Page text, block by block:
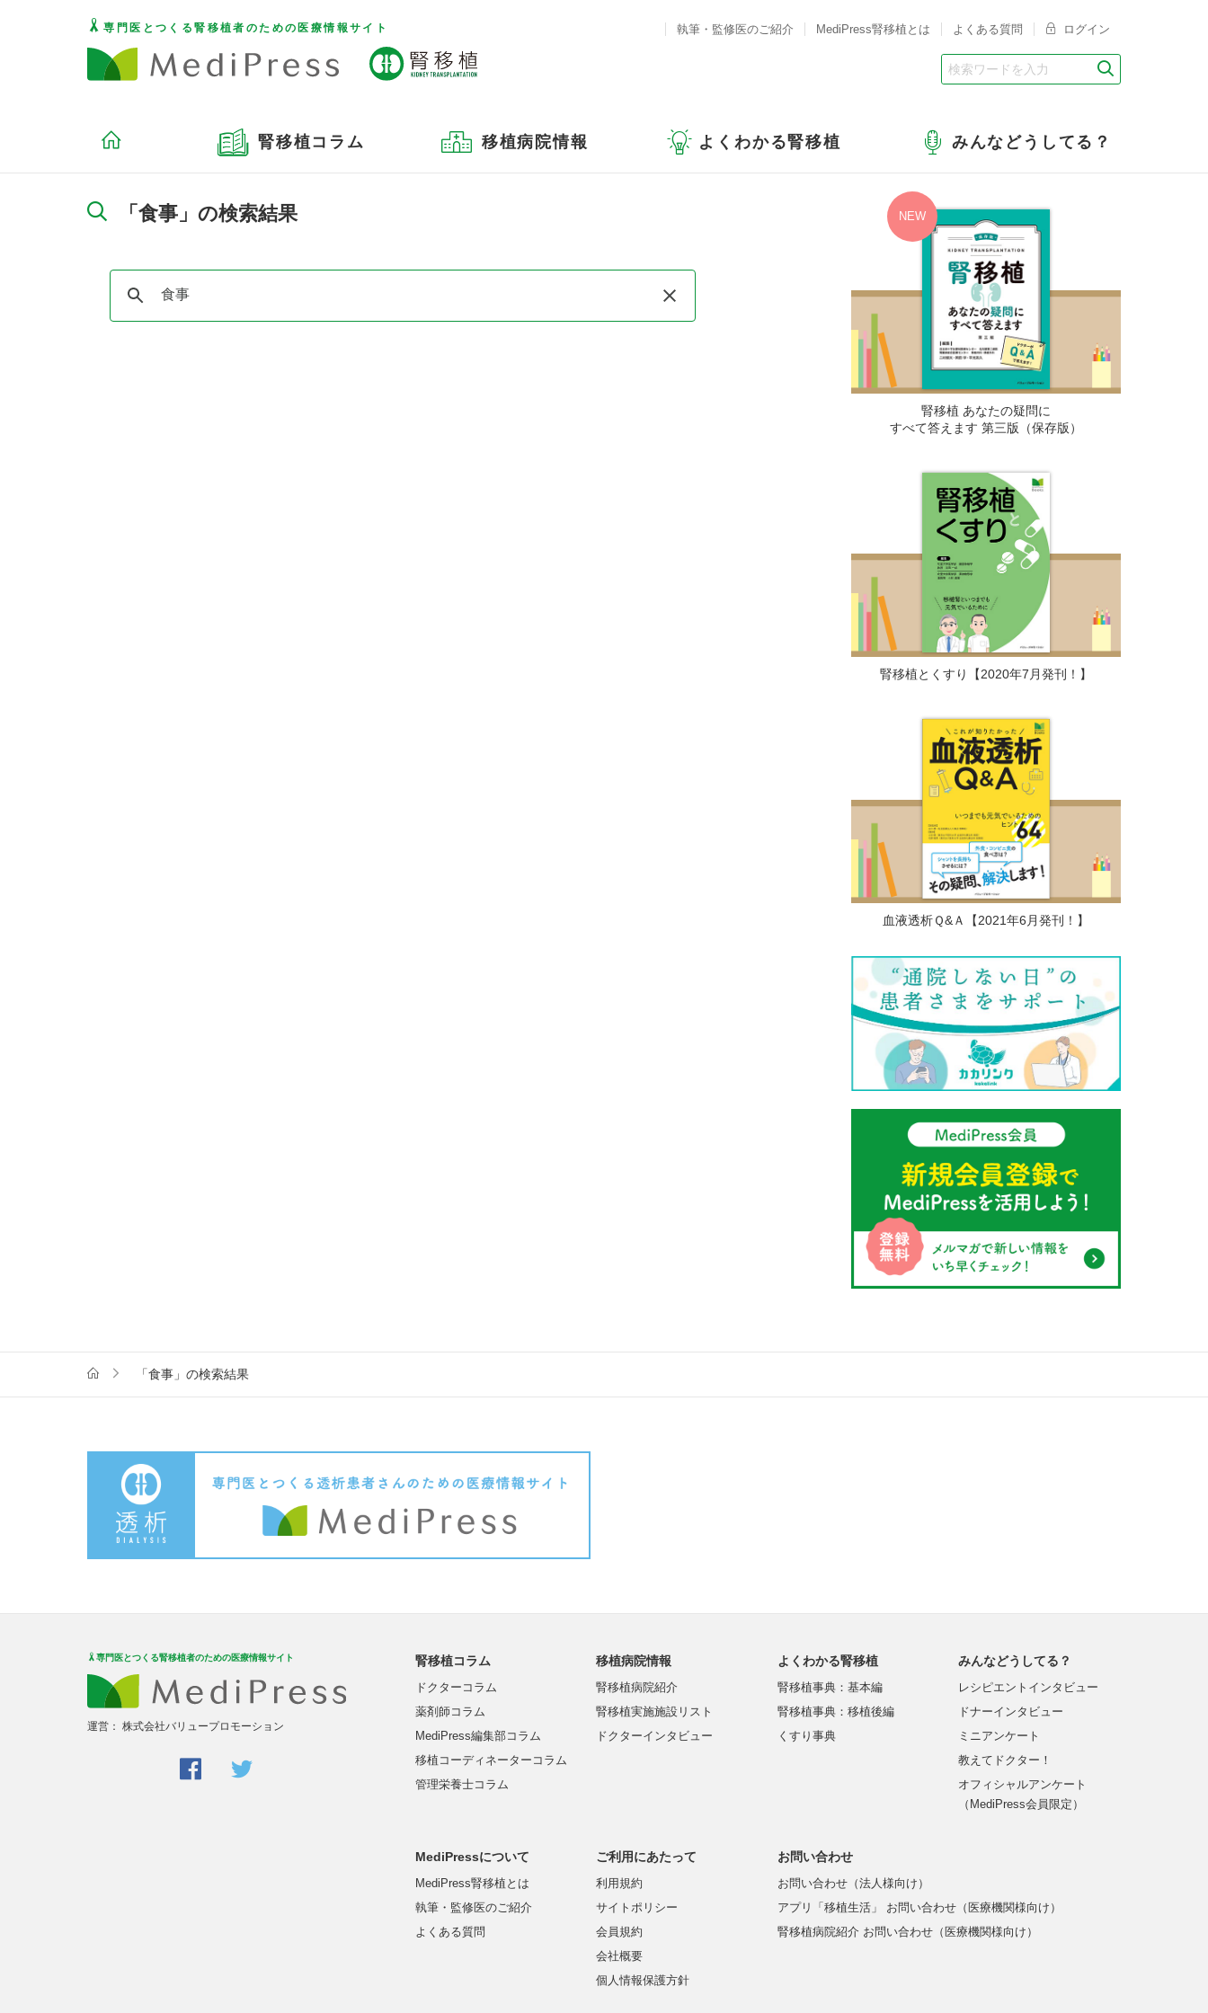
専門医とつくる腎移植者のための医療情報サイト
腎移植コラム 移植病院情報 よくわかる腎移植 みんなどうしてる？
執筆・監修医のご紹介 MediPress腎移植とは よくある質問 ログイン
「食事」の検索結果
腎移植 あなたの疑問に
すべて答えます 第三版（保存版）
腎移植とくすり【2020年7月発刊！】
血液透析Ｑ&Ａ【2021年6月発刊！】
「食事」の検索結果
専門医とつくる腎移植者のための医療情報サイト
運営：株式会社バリュープロモーション
腎移植コラム
ドクターコラム
薬剤師コラム
MediPress編集部コラム
移植コーディネーターコラム
管理栄養士コラム
移植病院情報
腎移植病院紹介
腎移植実施施設リスト
ドクターインタビュー
よくわかる腎移植
腎移植事典：基本編
腎移植事典：移植後編
くすり事典
みんなどうしてる？
レシピエントインタビュー
ドナーインタビュー
ミニアンケート
教えてドクター！
オフィシャルアンケート
（MediPress会員限定）
MediPressについて
MediPress腎移植とは
執筆・監修医のご紹介
よくある質問
ご利用にあたって
利用規約
サイトポリシー
会員規約
会社概要
個人情報保護方針
お問い合わせ
お問い合わせ（法人様向け）
アプリ「移植生活」 お問い合わせ（医療機関様向け）
腎移植病院紹介 お問い合わせ（医療機関様向け）